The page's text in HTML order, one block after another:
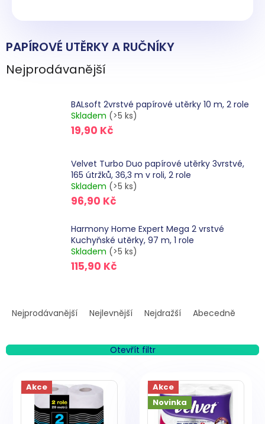
PAPÍROVÉ UTĚRKY A RUČNÍKY
Nejprodávanější
BALsoft 2vrstvé papírové utěrky 10 m, 2 role
Skladem (>5 ks)
19,90 Kč
Velvet Turbo Duo papírové utěrky 3vrstvé,
165 útržků, 36,3 m v roli, 2 role
Skladem (>5 ks)
96,90 Kč
Harmony Home Expert Mega 2 vrstvé
Kuchyňské utěrky, 97 m, 1 role
Skladem (>5 ks)
115,90 Kč
a
n
Nejprodávanější Nejlevnější Nejdražší Abecedně
Otevřít filtr
Akce
Akce
Novinka